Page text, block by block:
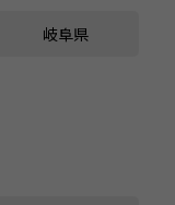
岐阜県